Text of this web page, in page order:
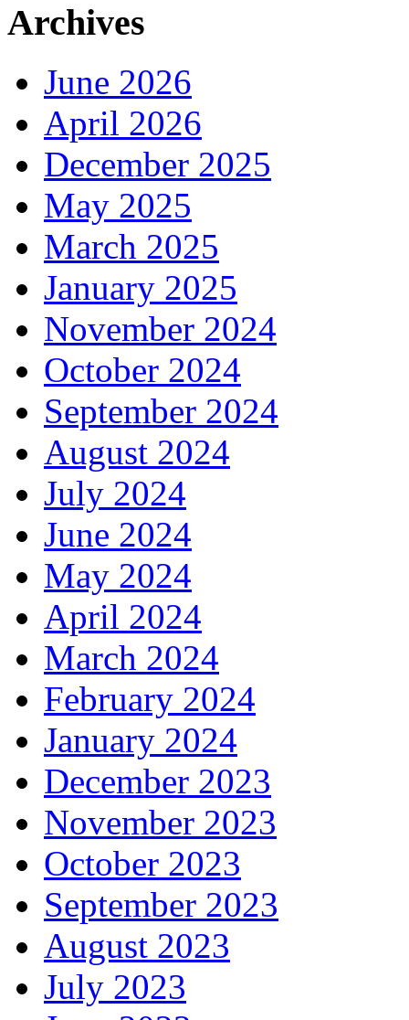
Archives
June 2026
April 2026
December 2025
May 2025
March 2025
January 2025
November 2024
October 2024
September 2024
August 2024
July 2024
June 2024
May 2024
April 2024
March 2024
February 2024
January 2024
December 2023
November 2023
October 2023
September 2023
August 2023
July 2023